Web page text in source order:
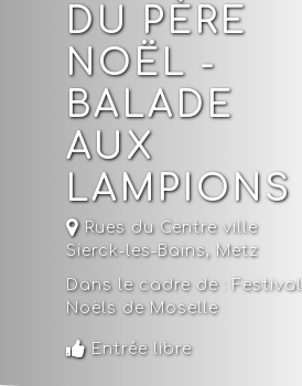
DU PÈRE
NOËL -
BALADE
AUX
LAMPIONS
Rues du Centre ville
Sierck-les-Bains, Metz
Dans le cadre de : Festival
Noëls de Moselle
Entrée libre